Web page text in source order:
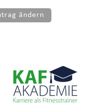
ändern